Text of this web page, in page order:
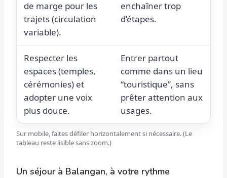
de marge pour les
trajets (circulation
variable).
enchaîner trop
d’étapes.
Respecter les
espaces (temples,
cérémonies) et
adopter une voix
plus douce.
Entrer partout
comme dans un lieu
“touristique”, sans
prêter attention aux
usages.
Sur mobile, faites défiler horizontalement si nécessaire. (Le
tableau reste lisible sans zoom.)
Un séjour à Balangan, à votre rythme